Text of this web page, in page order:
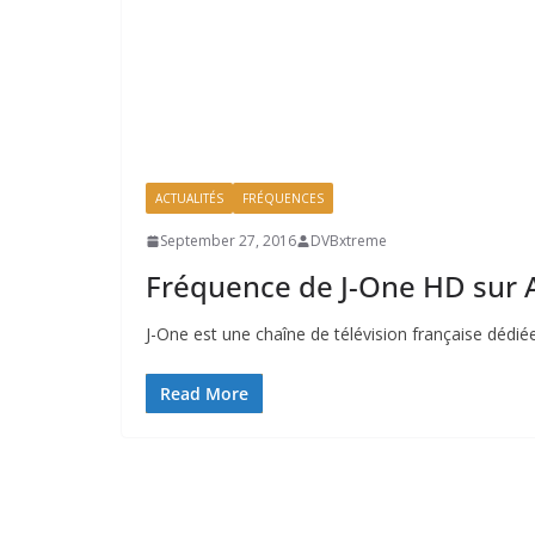
ACTUALITÉS FRÉQUENCES
September 27, 2016 DVBxtreme
Fréquence de J-One HD sur
J-One est une chaîne de télévision française
Read More